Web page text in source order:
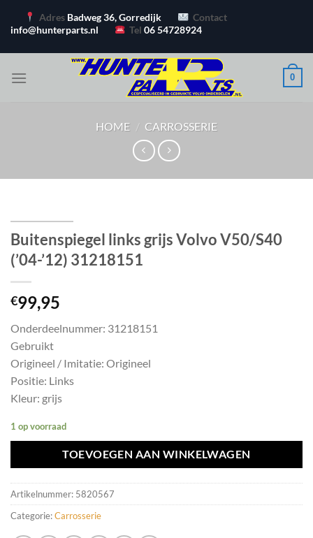
naar
Adres Badweg 36, Gorredijk
Contact
info@hunterparts.nl
Tel06 54728924
0
HOME / CARROSSERIE
Buitenspiegel links grijs Volvo V50/S40
(’04-’12) 31218151
€99,95
Onderdeelnummer: 31218151
Gebruikt
Origineel / Imitatie: Origineel
Positie: Links
Kleur: grijs
1 op voorraad
TOEVOEGEN AAN WINKELWAGEN
Artikelnummer: 5820567
Categorie:Carrosserie